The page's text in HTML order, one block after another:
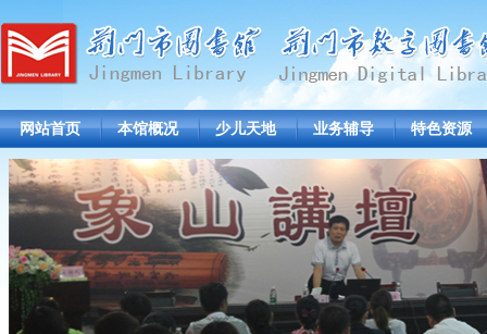
网站首页 本馆概况 少儿天地 业务辅导 特色资源